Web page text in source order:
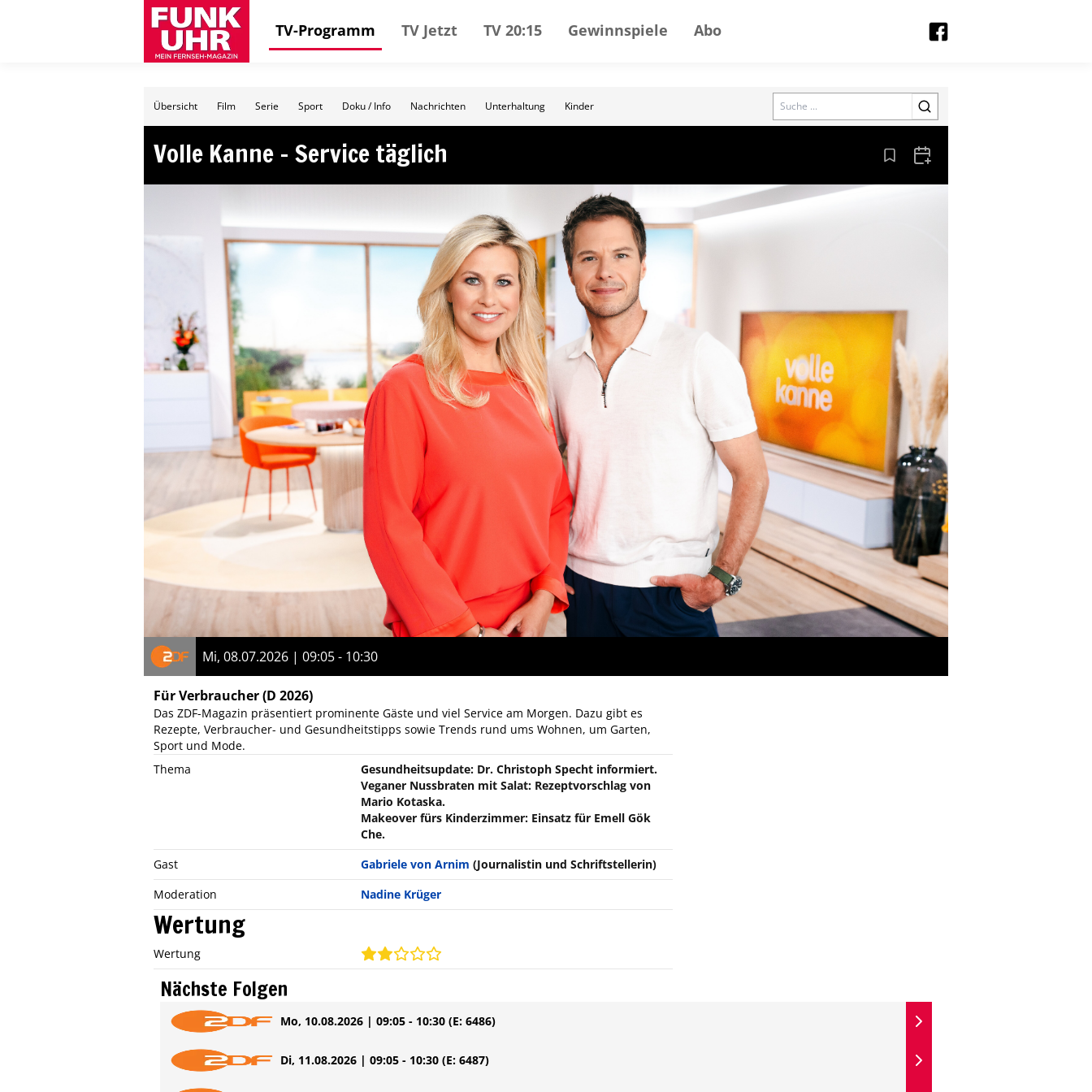
TV-Programm TV Jetzt TV 20:15 Gewinnspiele Abo
Übersicht Film Serie Sport Doku / Info Nachrichten Unterhaltung Kinder Search
Volle Kanne – Service täglich Aus den Lesezeichen entfernen
Zum Kalender hinzufügen
Mi, 08.07.2026 | 09:05 - 10:30
Für Verbraucher(D 2026)
Das ZDF-Magazin präsentiert prominente Gäste und viel Service am Morgen. Dazu gibt es
Rezepte, Verbraucher- und Gesundheitstipps sowie Trends rund ums Wohnen, um Garten,
Sport und Mode.
Thema
Gesundheitsupdate: Dr. Christoph Specht informiert.
Veganer Nussbraten mit Salat: Rezeptvorschlag von
Mario Kotaska.
Makeover fürs Kinderzimmer: Einsatz für Emell Gök
Che.
Gast
Gabriele von Arnim (Journalistin und Schriftstellerin)
Moderation
Nadine Krüger
Wertung
Wertung
Nächste Folgen
Mo, 10.08.2026 | 09:05 - 10:30 (E: 6486)
Di, 11.08.2026 | 09:05 - 10:30 (E: 6487)